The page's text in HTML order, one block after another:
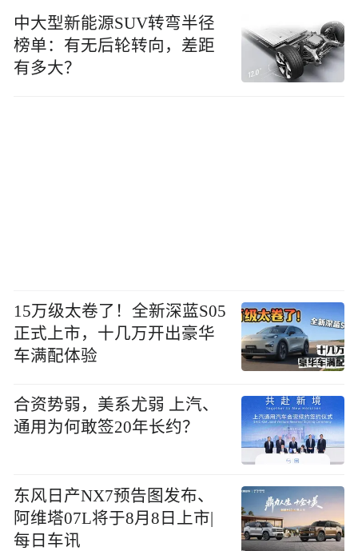
中大型新能源SUV转弯半径
榜单：有无后轮转向，差距
有多大？
15万级太卷了！全新深蓝S05
正式上市，十几万开出豪华
车满配体验
合资势弱，美系尤弱 上汽、
通用为何敢签20年长约？
东风日产NX7预告图发布、
阿维塔07L将于8月8日上市|
每日车讯